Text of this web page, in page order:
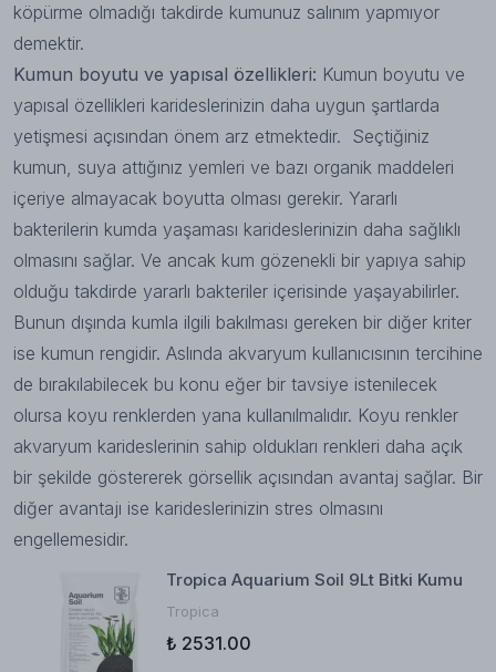
köpürme olmadığı takdirde kumunuz salınım yapmıyor
demektir.
Kumun boyutu ve yapısal özellikleri: Kumun boyutu ve
yapısal özellikleri karideslerinizin daha uygun şartlarda
yetişmesi açısından önem arz etmektedir. Seçtiğiniz
kumun, suya attığınız yemleri ve bazı organik maddeleri
içeriye almayacak boyutta olması gerekir. Yararlı
bakterilerin kumda yaşaması karideslerinizin daha sağlıklı
olmasını sağlar. Ve ancak kum gözenekli bir yapıya sahip
olduğu takdirde yararlı bakteriler içerisinde yaşayabilirler.
Bunun dışında kumla ilgili bakılması gereken bir diğer kriter
ise kumun rengidir. Aslında akvaryum kullanıcısının tercihine
de bırakılabilecek bu konu eğer bir tavsiye istenilecek
olursa koyu renklerden yana kullanılmalıdır. Koyu renkler
akvaryum karideslerinin sahip oldukları renkleri daha açık
bir şekilde göstererek görsellik açısından avantaj sağlar. Bir
diğer avantajı ise karideslerinizin stres olmasını
engellemesidir.
Tropica Aquarium Soil 9Lt Bitki Kumu
Tropica
₺ 2531.00